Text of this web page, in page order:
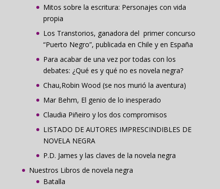
Mitos sobre la escritura: Personajes con vida
propia
Los Transtorios, ganadora del primer concurso
“Puerto Negro”, publicada en Chile y en España
Para acabar de una vez por todas con los
debates: ¿Qué es y qué no es novela negra?
Chau,Robin Wood (se nos murió la aventura)
Mar Behm, El genio de lo inesperado
Claudia Piñeiro y los dos compromisos
LISTADO DE AUTORES IMPRESCINDIBLES DE
NOVELA NEGRA
P.D. James y las claves de la novela negra
Nuestros Libros de novela negra
Batalla